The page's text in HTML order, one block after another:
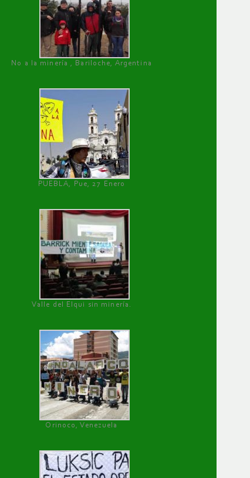
No a la minería , Bariloche, Argentina
PUEBLA, Pue, 27 Enero
Valle del Elqui sin minería.
Orinoco, Venezuela